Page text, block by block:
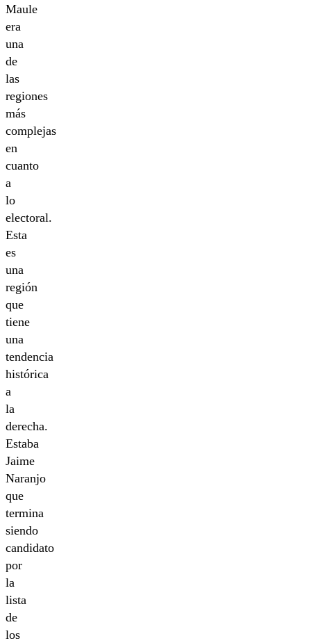
Maule
era
una
de
las
regiones
más
complejas
en
cuanto
a
lo
electoral.
Esta
es
una
región
que
tiene
una
tendencia
histórica
a
la
derecha.
Estaba
Jaime
Naranjo
que
termina
siendo
candidato
por
la
lista
de
los